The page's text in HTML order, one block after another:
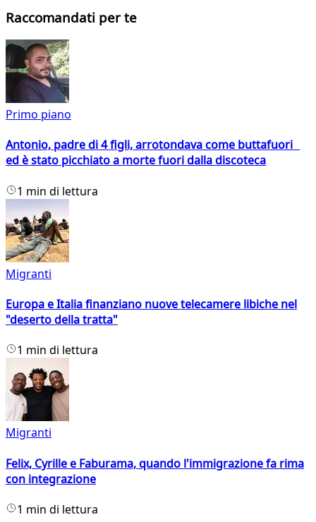
Raccomandati per te
Primo piano
Antonio, padre di 4 figli, arrotondava come buttafuori
ed è stato picchiato a morte fuori dalla discoteca
1 min di lettura
Migranti
Europa e Italia finanziano nuove telecamere libiche nel
"deserto della tratta"
1 min di lettura
Migranti
Felix, Cyrille e Faburama, quando l'immigrazione fa rima
con integrazione
1 min di lettura